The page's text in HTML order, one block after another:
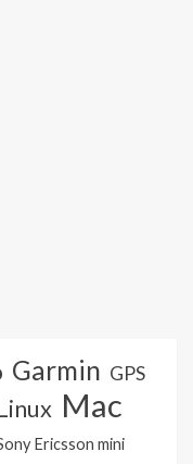
Garmin GPS
Mac
Ericsson mini